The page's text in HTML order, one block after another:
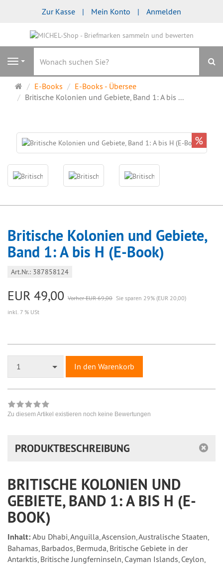
Zur Kasse Mein Konto Anmelden
Navigation
Startseite
E-Books
E-Books - Übersee
Britische Kolonien und Gebiete, Band 1: A bis ...
%
Britische Kolonien und Gebiete,
Band 1: A bis H (E-Book)
Art.Nr.: 387858124
EUR 49,00 Vorher EUR 69,00 Sie sparen 29% (EUR 20,00)
inkl. 7 % USt
1 In den Warenkorb
Zu diesem Artikel existieren noch keine Bewertungen
PRODUKTBESCHREIBUNG
BRITISCHE KOLONIEN UND
GEBIETE, BAND 1: A BIS H (E-
BOOK)
Inhalt: Abu Dhabi, Anguilla, Ascension, Australische Staaten,
Bahamas, Barbados, Bermuda, Britische Gebiete in der
Antarktis, Britische Jungferninseln, Cayman Islands, Ceylon,